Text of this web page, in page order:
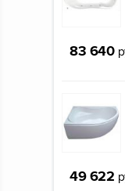
83 640
49 622